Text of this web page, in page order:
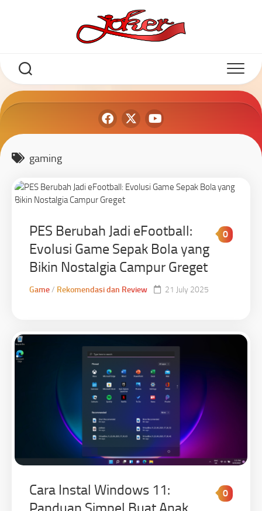
gaming
PES Berubah Jadi eFootball:
Evolusi Game Sepak Bola yang
Bikin Nostalgia Campur Greget
0
Game/ Rekomendasi dan Review 21 July 2025
Cara Instal Windows 11:
0